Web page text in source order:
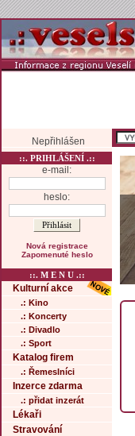
Nepřihlášen
::. PRIHLÁŠENÍ .::
e-mail:
heslo:
Nová registrace
Zapomenuté heslo
::. M E N U .::
Kulturní akce
.: Kino
.: Koncerty
.: Divadlo
.: Sport
Katalog firem
.: Řemeslníci
Inzerce zdarma
.: přidat inzerát
Lékaři
Stravování